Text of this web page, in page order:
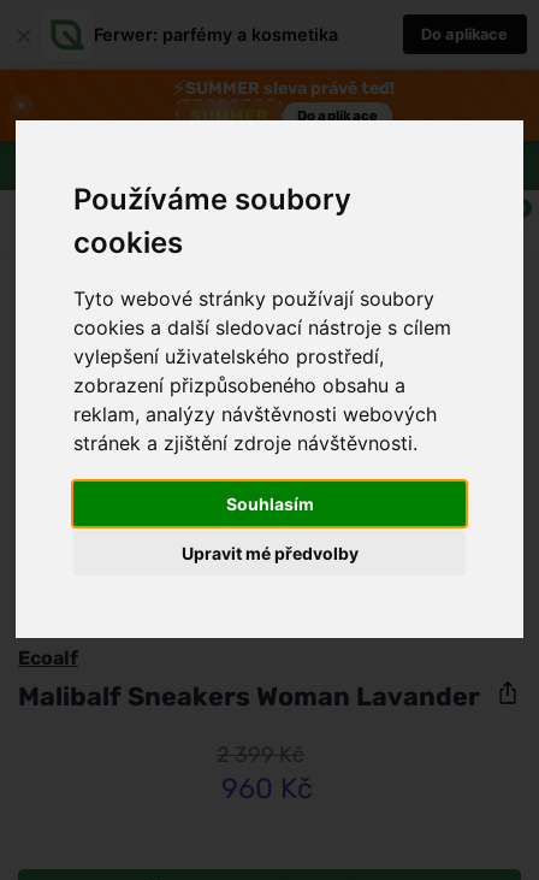
Používáme soubory
cookies
Tyto webové stránky používají soubory
cookies a další sledovací nástroje s cílem
vylepšení uživatelského prostředí,
zobrazení přizpůsobeného obsahu a
reklam, analýzy návštěvnosti webových
stránek a zjištění zdroje návštěvnosti.
Souhlasím
Upravit mé předvolby
Ferwer: parfémy a kosmetika Do aplikace
×
⚡SUMMER sleva právě teď!
SUMMER Do aplikace
0
Ecoalf
Malibalf Sneakers Woman Lavander
2 399 Kč
960 Kč